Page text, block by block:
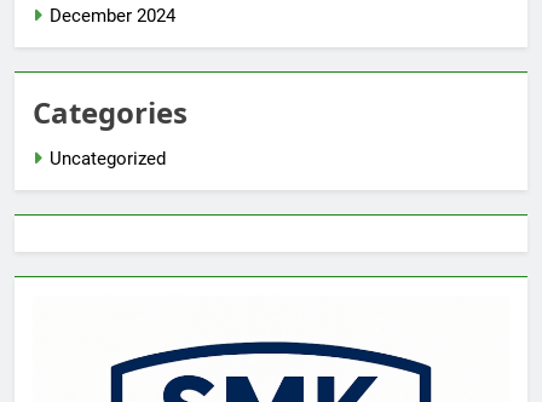
December 2024
Categories
Uncategorized